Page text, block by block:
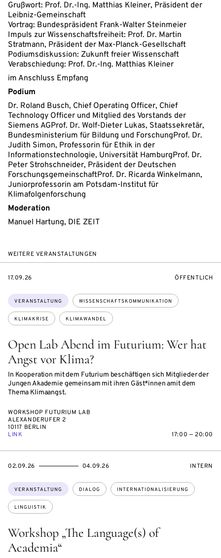
Grußwort: Prof. Dr.-Ing. Matthias Kleiner, Präsident der
Leibniz-Gemeinschaft
Vortrag: Bundespräsident Frank-Walter Steinmeier
Impuls zur Wissenschaftsfreiheit: Prof. Dr. Martin
Stratmann, Präsident der Max­-Planck-­Gesellschaft
Podiumsdiskussion: Zukunft freier Wissenschaft
Verabschiedung: Prof. Dr.-Ing. Matthias Kleiner
im Anschluss Empfang
Podium
Dr. Roland Busch, Chief Operating Officer, Chief
Technology Officer und Mitglied des Vorstands der
Siemens AGProf. Dr. Wolf-Dieter Lukas, Staatssekretär,
Bundesministerium für Bildung und ForschungProf. Dr.
Judith Simon, Professorin für Ethik in der
Informationstechnologie, Universität HamburgProf. Dr.
Peter Strohschneider, Präsident der Deutschen
ForschungsgemeinschaftProf. Dr. Ricarda Winkelmann,
Juniorprofessorin am Potsdam-Institut für
Klimafolgenforschung
Moderation
Manuel Hartung, DIE ZEIT
WEITERE VERANSTALTUNGEN
Open Lab Abend im Futurium: Wer hat
Angst vor Klima?
In Kooperation mit dem Futurium beschäftigen sich Mitglieder der
Jungen Akademie gemeinsam mit ihren Gäst*innen amit dem
Thema Klimaangst.
Themen:
VERANSTALTUNG WISSENSCHAFTSKOMMUNIKATION
KLIMAKRISE KLIMAWANDEL
EVENTBEGINSON
17.09.26 ÖFFENTLICH
WORKSHOP FUTURIUM LAB
ALEXANDERUFER 2
10117 BERLIN
LINK
17:00 — 20:00
Workshop „The Language(s) of
Academia“
Themen:
VERANSTALTUNG DIALOG INTERNATIONALISIERUNG
LINGUISTIK
EVENTBEGINSON
02.09.26
EVENTENDSON 04.09.26 INTERN